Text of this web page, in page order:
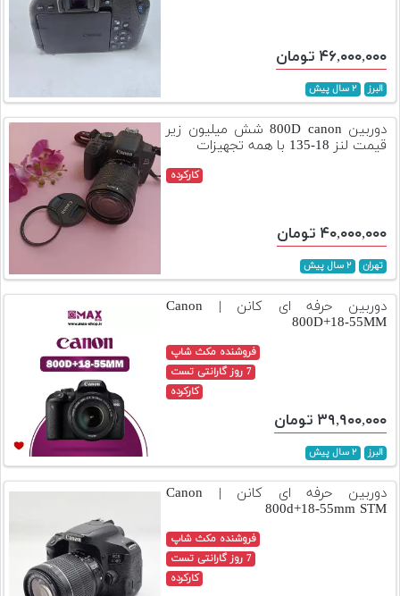
۴۶,۰۰۰,۰۰۰ تومان
البرز ۲ سال پیش
دوربین 800D canon شش میلیون زیر
قیمت لنز 18-135 با همه تجهیزات
کارکرده
۴۰,۰۰۰,۰۰۰ تومان
تهران ۲ سال پیش
دوربین حرفه ای کانن | Canon
800D+18-55MM
فروشنده مکث شاپ
7 روز گارانتی تست
کارکرده
۳۹,۹۰۰,۰۰۰ تومان
البرز ۲ سال پیش
دوربین حرفه ای کانن | Canon
800d+18-55mm STM
فروشنده مکث شاپ
7 روز گارانتی تست
کارکرده